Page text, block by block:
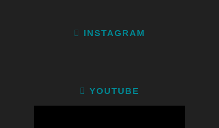
INSTAGRAM
YOUTUBE